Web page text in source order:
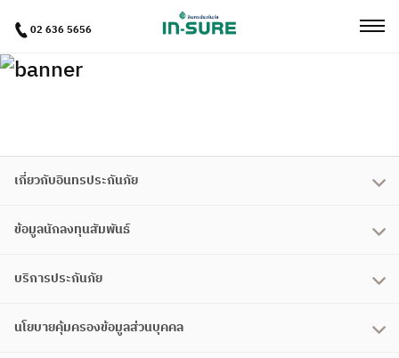
02 636 5656
เกี่ยวกับอินทรประกันภัย
ข้อมูลนักลงทุนสัมพันธ์
บริการประกันภัย
นโยบายคุ้มครองข้อมูลส่วนบุคคล